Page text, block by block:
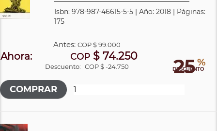
Isbn: 978-987-46615-5-5 | Año: 2018 | Páginas:
175
25 %
DESCUENTO
Antes: COP$ 99.000
Ahora: COP$ 74.250
Descuento: COP $ -24.750